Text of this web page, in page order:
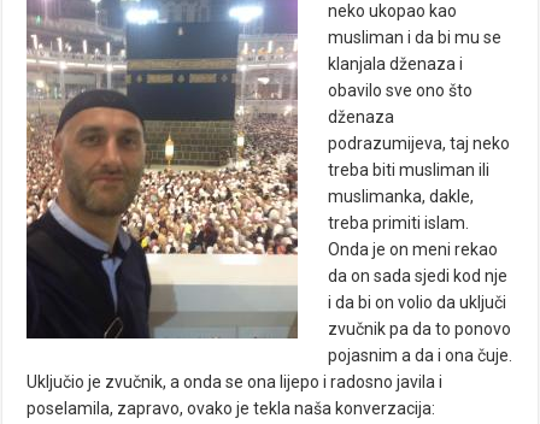
neko ukopao kao
musliman i da bi mu se
klanjala dženaza i
obavilo sve ono što
dženaza
podrazumijeva, taj neko
treba biti musliman ili
muslimanka, dakle,
treba primiti islam.
Onda je on meni rekao
da on sada sjedi kod nje
i da bi on volio da uključi
zvučnik pa da to ponovo
pojasnim a da i ona čuje.
Uključio je zvučnik, a onda se ona lijepo i radosno javila i
poselamila, zapravo, ovako je tekla naša konverzacija: